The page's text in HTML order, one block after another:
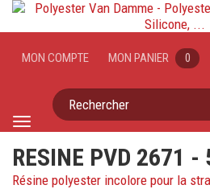
Toggle
MON COMPTE MON PANIER 0
Rechercher
RESINE PVD 2671 -
Résine polyester incolore pour la